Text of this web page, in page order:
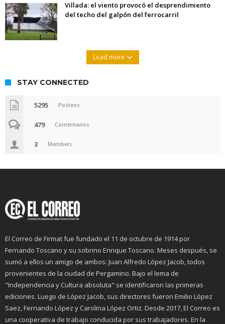
Villada: el viento provocó el desprendimiento
del techo del galpón del ferrocarril
Load more
STAY CONNECTED
5295 Posteos
479 Comentarios
3 Members
El Correo de Firmat fue fundado el 11 de octubre de 1914 por
Fernando Toscano y su sobrino Enrique Toscano. Meses después, se
sumó a ellos un amigo de ambos: Juan Alfredo López Jacob, todos
provenientes de la ciudad de Pergamino. Bajo el lema de
"Independencia y Cultura absoluta" se identificaron las primeras
ediciones. Luego de López Jacob, sus directores fueron Emilio López
Saez, Fernando López y Carolina López Ortiz. Desde 2017, El Correo es
una cooperativa de trabajo conducida por sus trabajadores. En la